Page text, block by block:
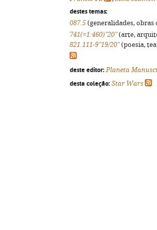
destes temas:
087.5 (generalidades,
741(=1:460)"20"(arte,
821.111-9"19/20"(poesia,
deste editor: Planeta
desta coleção: Star Wars